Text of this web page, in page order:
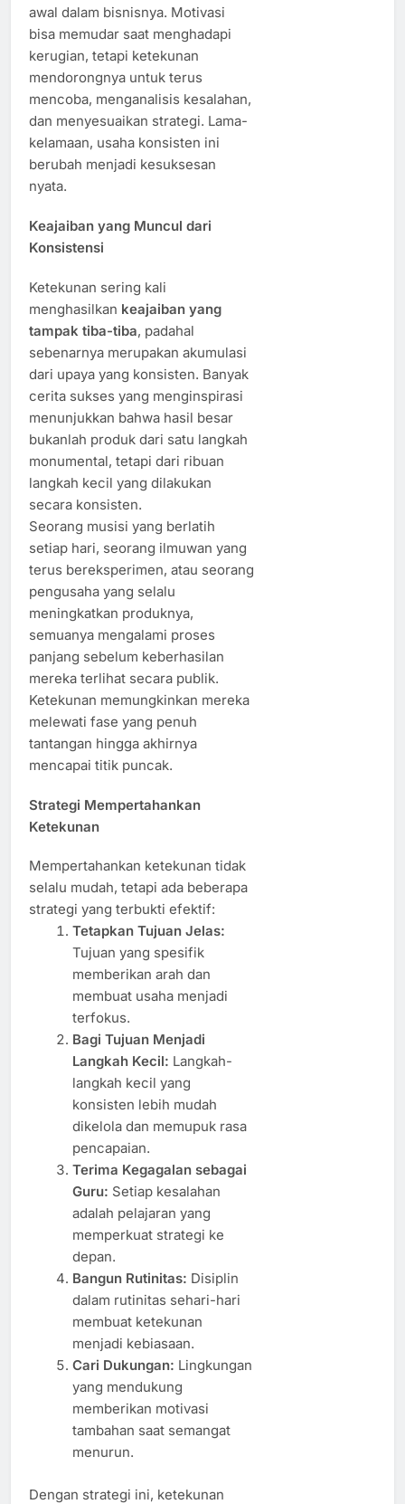
awal dalam bisnisnya. Motivasi
bisa memudar saat menghadapi
kerugian, tetapi ketekunan
mendorongnya untuk terus
mencoba, menganalisis kesalahan,
dan menyesuaikan strategi. Lama-
kelamaan, usaha konsisten ini
berubah menjadi kesuksesan
nyata.
Keajaiban yang Muncul dari
Konsistensi
Ketekunan sering kali
menghasilkan keajaiban yang
tampak tiba-tiba, padahal
sebenarnya merupakan akumulasi
dari upaya yang konsisten. Banyak
cerita sukses yang menginspirasi
menunjukkan bahwa hasil besar
bukanlah produk dari satu langkah
monumental, tetapi dari ribuan
langkah kecil yang dilakukan
secara konsisten.
Seorang musisi yang berlatih
setiap hari, seorang ilmuwan yang
terus bereksperimen, atau seorang
pengusaha yang selalu
meningkatkan produknya,
semuanya mengalami proses
panjang sebelum keberhasilan
mereka terlihat secara publik.
Ketekunan memungkinkan mereka
melewati fase yang penuh
tantangan hingga akhirnya
mencapai titik puncak.
Strategi Mempertahankan
Ketekunan
Mempertahankan ketekunan tidak
selalu mudah, tetapi ada beberapa
strategi yang terbukti efektif:
Tetapkan Tujuan Jelas:
Tujuan yang spesifik
memberikan arah dan
membuat usaha menjadi
terfokus.
Bagi Tujuan Menjadi
Langkah Kecil: Langkah-
langkah kecil yang
konsisten lebih mudah
dikelola dan memupuk rasa
pencapaian.
Terima Kegagalan sebagai
Guru: Setiap kesalahan
adalah pelajaran yang
memperkuat strategi ke
depan.
Bangun Rutinitas: Disiplin
dalam rutinitas sehari-hari
membuat ketekunan
menjadi kebiasaan.
Cari Dukungan: Lingkungan
yang mendukung
memberikan motivasi
tambahan saat semangat
menurun.
Dengan strategi ini, ketekunan